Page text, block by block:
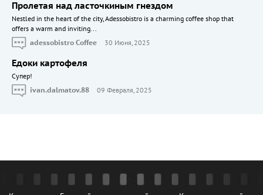
Пролетая над ласточкиным гнездом
Nestled in the heart of the city, Adessobistro is a charming coffee shop that
offers a warm and inviting...
adessobistro Coffee
30 Июня, 2025
Едоки картофеля
Cупер!
ivan.dalmatov.88
09 Февраля, 2025